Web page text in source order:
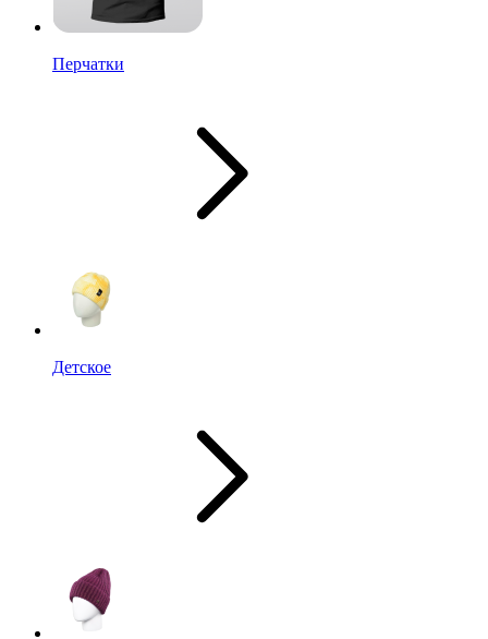
Перчатки
Детское